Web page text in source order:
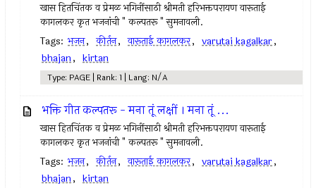
खास हितचिंतक व प्रेमळ भगिनींसाठी श्रीमती हरिभक्तपरायण वारूताई
कागलकर कृत भजनांची " कल्पतरू " सुमनावली.
Tags: भजन, कीर्तन, वारूताई कागलकर, varutai kagalkar,
bhajan, kirtan
Type: PAGE | Rank: 1 | Lang: N/A
भक्ति गीत कल्पतरू - मना तूं लक्षीं । मना तूं ...
खास हितचिंतक व प्रेमळ भगिनींसाठी श्रीमती हरिभक्तपरायण वारूताई
कागलकर कृत भजनांची " कल्पतरू " सुमनावली.
Tags: भजन, कीर्तन, वारूताई कागलकर, varutai kagalkar,
bhajan, kirtan